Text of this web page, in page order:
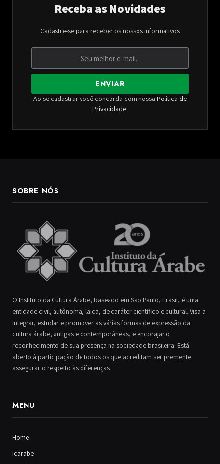
Receba as Novidades
Cadastre-se para receber os nossos informativos
ENVIAR
Ao se cadastrar você concorda com nossa Política de
Privacidade.
SOBRE NÓS
O Instituto da Cultura Árabe, baseado em São Paulo, Brasil, é uma
entidade civil, autônoma, laica, de caráter científico e cultural. Visa a
integrar, estudar e promover as várias formas de expressão da
cultura árabe, antigas e contemporâneas, e encorajar o
reconhecimento de sua presença na sociedade brasileira. Está
aberto à participação de todos os que acreditam ser premente
assegurar o respeito às diferenças.
MENU
Home
Icarabe